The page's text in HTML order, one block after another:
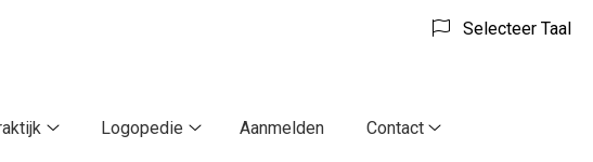
Selecteer Taal
Logopedie
Aanmelden
Contact